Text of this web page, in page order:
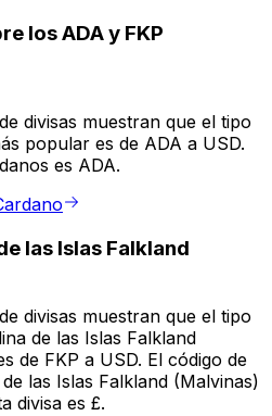
los ADA y FKP
divisas muestran que el tipo
popular es de ADA a USD.
es ADA.
las Islas Falkland
divisas muestran que el tipo
de las Islas Falkland
de FKP a USD. El código de
las Islas Falkland (Malvinas)
divisa es £.